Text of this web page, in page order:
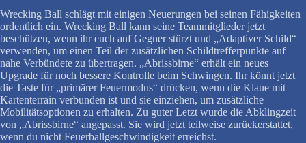
Wrecking Ball schlägt mit einigen Neuerungen bei seinen Fähigkeiten
ordentlich ein. Wrecking Ball kann seine Teammitglieder jetzt
beschützen, wenn ihr euch auf Gegner stürzt und „Adaptiver Schild“
verwenden, um einen Teil der zusätzlichen Schildtrefferpunkte auf
nahe Verbündete zu übertragen. „Abrissbirne“ erhält ein neues
Upgrade für noch bessere Kontrolle beim Schwingen. Ihr könnt jetzt
die Taste für „primärer Feuermodus“ drücken, wenn die Klaue mit
Kartenterrain verbunden ist und sie einziehen, um zusätzliche
Mobilitätsoptionen zu erhalten. Zu guter Letzt wurde die Abklingzeit
von „Abrissbirne“ angepasst. Sie wird jetzt teilweise zurückerstattet,
wenn du nicht Feuerballgeschwindigkeit erreichst.